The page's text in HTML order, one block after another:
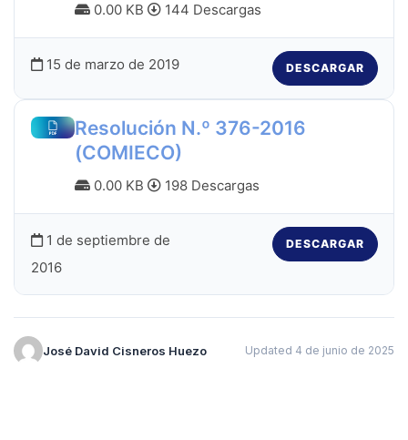
0.00 KB 144 Descargas
15 de marzo de 2019 DESCARGAR
Resolución N.º 376-2016
(COMIECO)
0.00 KB 198 Descargas
1 de septiembre de
2016
DESCARGAR
José David Cisneros Huezo Updated 4 de junio de 2025